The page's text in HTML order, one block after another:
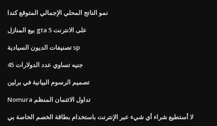
نمو الناتج المحلي الإجمالي المتوقع كندا
بيع المنازل gta 5 على الانترنت
تصنيفات الديون السيادية sp
45 جنيه تساوي عدد الدولارات
تصميم الرسوم البيانية في برلين
Nomura تداول الائتمان المنظم
لا أستطيع شراء أي شيء عبر الإنترنت باستخدام بطاقة الخصم الخاصة بي